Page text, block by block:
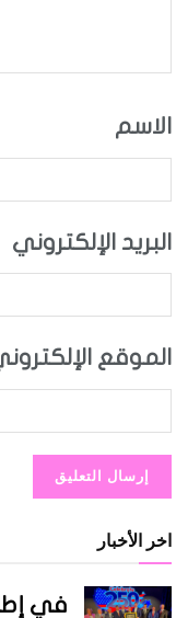
الاسم
البريد الإلكتروني
الموقع
اخر الأخبار
في